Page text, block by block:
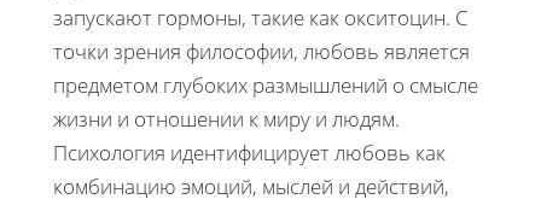
запускают гормоны, такие как окситоцин. С
точки зрения философии, любовь является
предметом глубоких размышлений о смысле
жизни и отношении к миру и людям.
Психология идентифицирует любовь как
комбинацию эмоций, мыслей и действий,